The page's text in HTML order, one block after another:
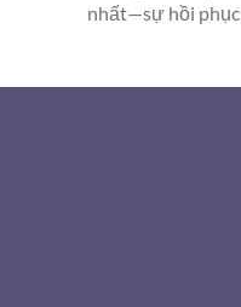
nhất—sự hồi phục